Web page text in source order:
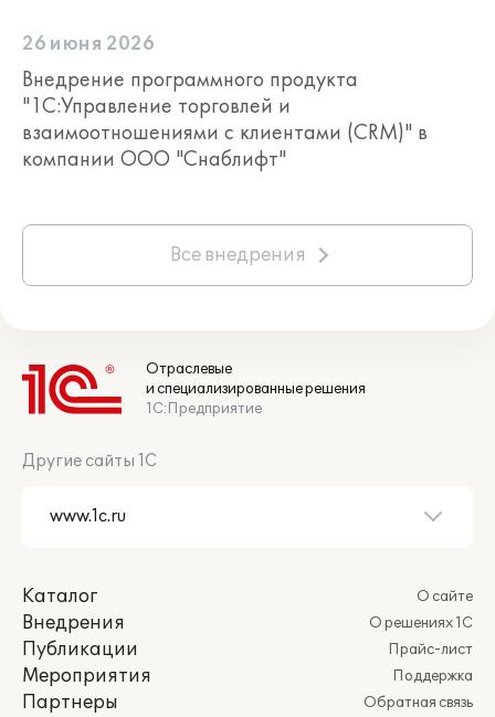
26 июня 2026
Внедрение программного продукта
"1С:Управление торговлей и
взаимоотношениями с клиентами (CRM)" в
компании ООО "Снаблифт"
Все внедрения
Отраслевые
и специализированные решения
1С:Предприятие
Другие сайты 1С
Каталог
Внедрения
Публикации
Мероприятия
Партнеры
О сайте
О решениях 1С
Прайс-лист
Поддержка
Обратная связь